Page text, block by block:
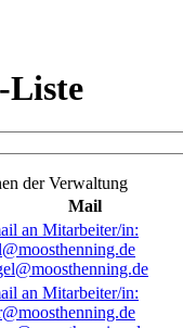
Liste
der Verwaltung
Mail